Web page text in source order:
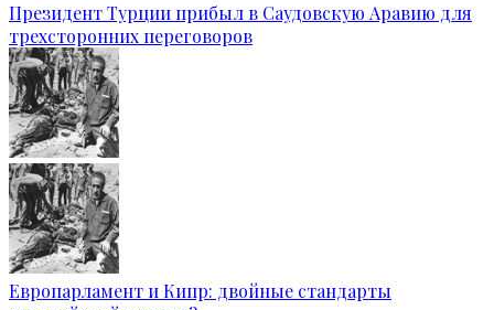
Президент Турции прибыл в Саудовскую Аравию для
трехсторонних переговоров
Европарламент и Кипр: двойные стандарты